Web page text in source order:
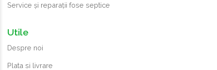
Service și reparații fose septice
Utile
Despre noi
Plata si livrare